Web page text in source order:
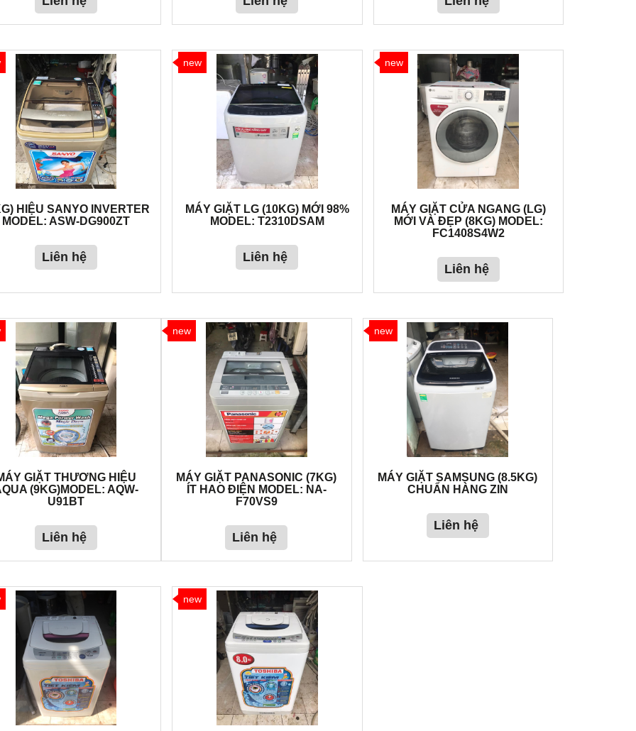
HIỆU SANYO INVERTER
MODEL: ASW-DG900ZT
Liên hệ
new
MÁY GIẶT LG (10KG) MỚI 98%
MODEL: T2310DSAM
Liên hệ
new
MÁY GIẶT CỬA NGANG (LG)
MỚI VÀ ĐẸP (8KG) MODEL:
FC1408S4W2
Liên hệ
GIẶT THƯƠNG HIỆU
(9KG)MODEL: AQW-
U91BT
Liên hệ
new
MÁY GIẶT PANASONIC (7KG)
ÍT HAO ĐIỆN MODEL: NA-
F70VS9
Liên hệ
new
MÁY GIẶT SAMSUNG (8.5KG)
CHUẨN HÀNG ZIN
Liên hệ
new